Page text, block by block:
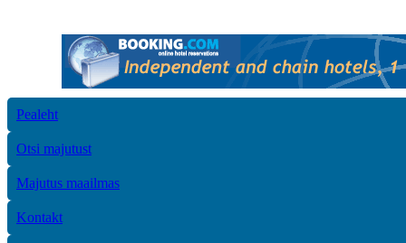
Pealeht
Otsi majutust
Majutus maailmas
Kontakt